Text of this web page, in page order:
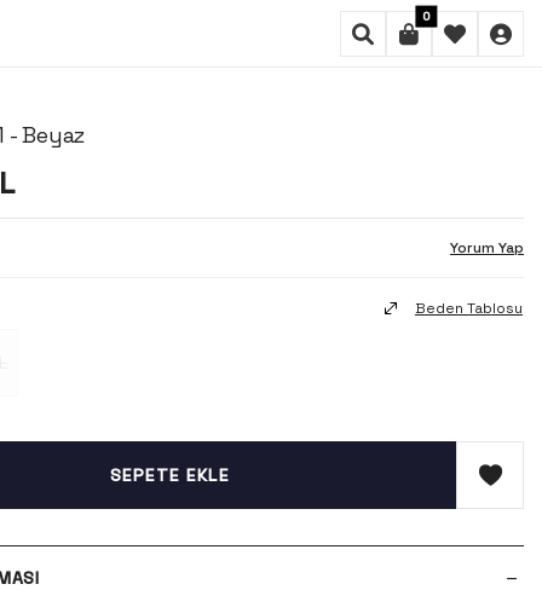
0
- Beyaz
Yorum Yap
Beden Tablosu
SEPETE EKLE